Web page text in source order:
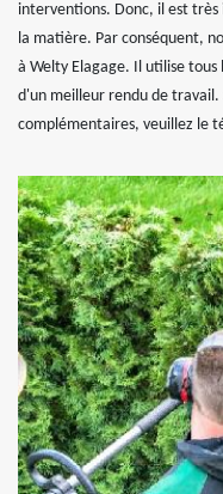
interventions. Donc, il est
la matière. Par conséquent,
à Welty Elagage. Il utilise
d'un meilleur rendu de travail.
complémentaires, veuillez le